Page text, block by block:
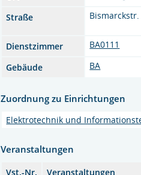
Straße
Bismarckstr.
Dienstzimmer
BA0111
Gebäude
BA
Zuordnung zu Einrichtungen
Elektrotechnik und
Veranstaltungen
Vst.-Nr.
Veranstaltungen